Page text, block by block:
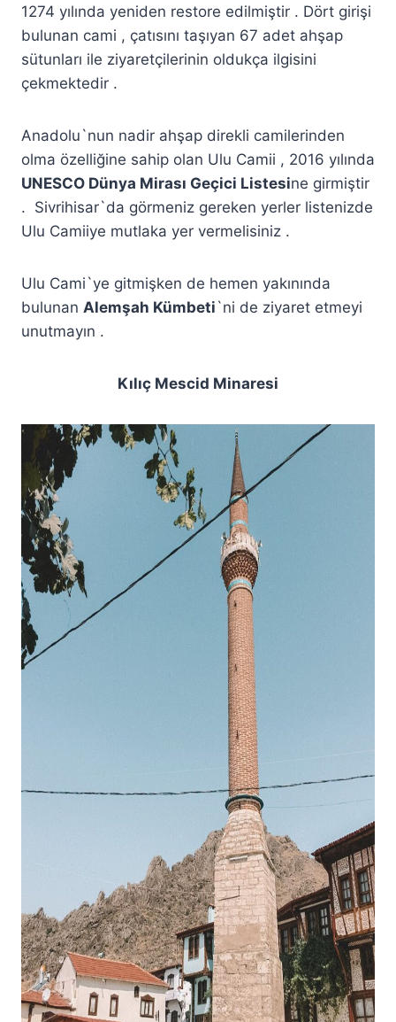
1274 yılında yeniden restore edilmiştir . Dört girişi
bulunan cami , çatısını taşıyan 67 adet ahşap
sütunları ile ziyaretçilerinin oldukça ilgisini
çekmektedir .
Anadolu`nun nadir ahşap direkli camilerinden
olma özelliğine sahip olan Ulu Camii , 2016 yılında
UNESCO Dünya Mirası Geçici Listesine girmiştir
. Sivrihisar`da görmeniz gereken yerler listenizde
Ulu Camiiye mutlaka yer vermelisiniz .
Ulu Cami`ye gitmişken de hemen yakınında
bulunan Alemşah Kümbeti `ni de ziyaret etmeyi
unutmayın .
Kılıç Mescid Minaresi